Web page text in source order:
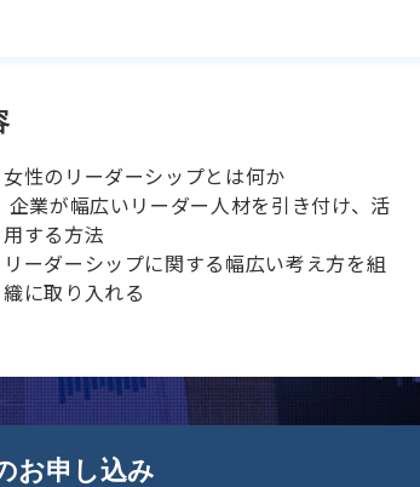
女性のリーダーシップとは何か
企業が幅広いリーダー人材を引き付け、活
用する方法
リーダーシップに関する幅広い考え方を組
織に取り入れる
お申し込み